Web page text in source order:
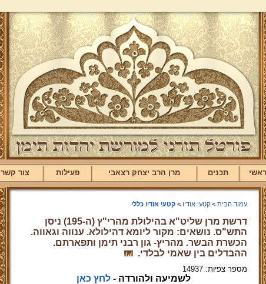
ראשי תכנים מרן הרב יצחק רצאבי פעילות צור קשר
עמוד הבית >קטעי אודיו >קטעי אודיו כללי
דרשת מרן שליט"א בהילולת מהרי"ץ (ה-195) ניסן
התש"ס. נושאים: מקור ליומא דהילולא. ענווה וגאווה.
הכשרת הבשר. מהריץ- גון רבני תימן ותפארתם.
ההבדלים בין שאמי לבלדי.
מספר צפיות: 14937
לשמיעה ולהורדה - לחץ כאן